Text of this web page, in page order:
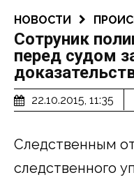
НОВОСТИ
Сотруник
перед судом
22.10.2015, 11:35
Следственным
следственного